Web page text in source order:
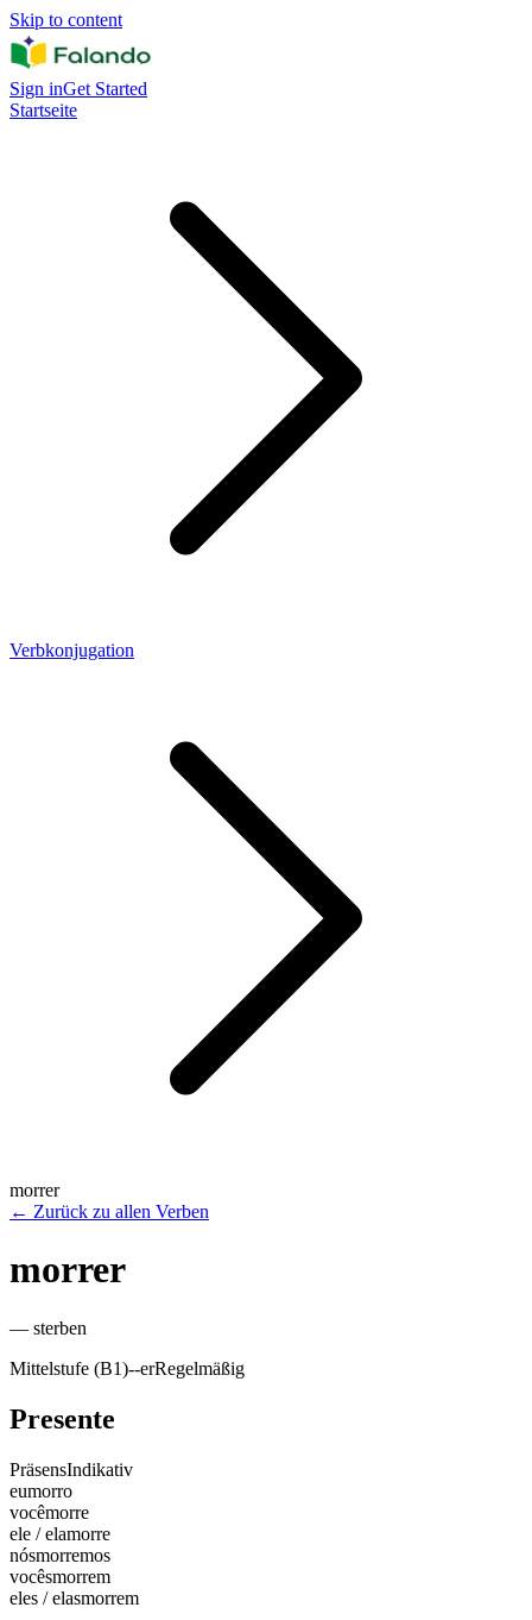
Skip to content
Sign inGet Started
Startseite
Verbkonjugation
morrer
← Zurück zu allen Verben
morrer
— sterben
Mittelstufe (B1)--erRegelmäßig
Presente
PräsensIndikativ
eumorro
vocêmorre
ele / elamorre
nósmorremos
vocêsmorrem
eles / elasmorrem